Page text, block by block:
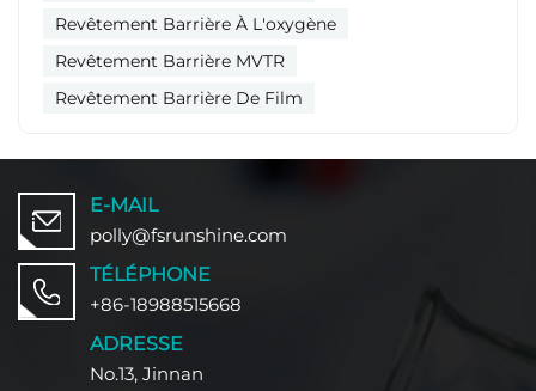
Revêtement Barrière À L'oxygène
Revêtement Barrière MVTR
Revêtement Barrière De Film
E-MAIL
polly@fsrunshine.com
TÉLÉPHONE
+86-18988515668
ADRESSE
No.13, Jinnan